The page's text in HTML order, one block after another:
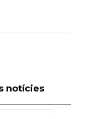
notícies